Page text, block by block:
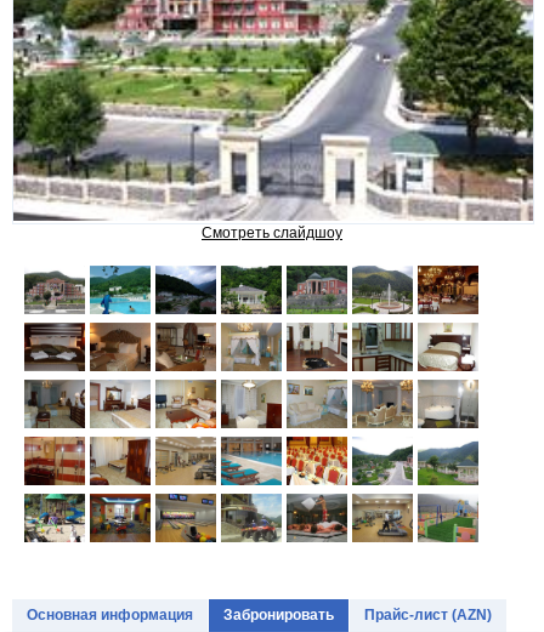
ЛЕРИК
САНАТОРИИ И ОТЕЛИ
Chinar Hotel & Spa Naftalan
NAFTALAN Hotel by Rixos
SHAHDAG Hotel & Spa
Pik Palace Shahdag
RIXOS GUBA
GARABAG RESORT & SPA
Samaxi Palace Platinum by
Rixos
Смотреть слайдшоу
Основная информация Забронировать Прайс-лист (AZN)